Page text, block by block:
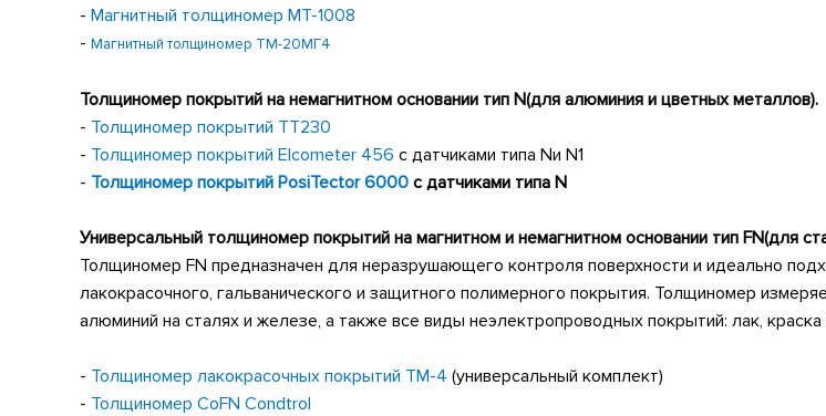
- Магнитный толщиномер МТ-1008
- Магнитный толщиномер ТМ-20МГ4
Толщиномер покрытий на немагнитном основании тип N(для алюминия и цветных металлов).
- Толщиномер покрытий TT230
- Толщиномер покрытий Elcometer 456 с датчиками типа Nи N1
- Толщиномер покрытий PosiTector6000 с датчиками типа N
Универсальный толщиномер покрытий на магнитном и немагнитном основании тип FN(для
Толщиномер FN предназначен для неразрушающего контроля поверхности и идеально
лакокрасочного, гальванического и защитного полимерного покрытия. Толщиномер
алюминий на сталях и железе, а также все виды неэлектропроводных покрытий: лак,
- Толщиномер лакокрасочных покрытий ТМ-4 (универсальный комплект)
- Толщиномер CoFN Condtrol